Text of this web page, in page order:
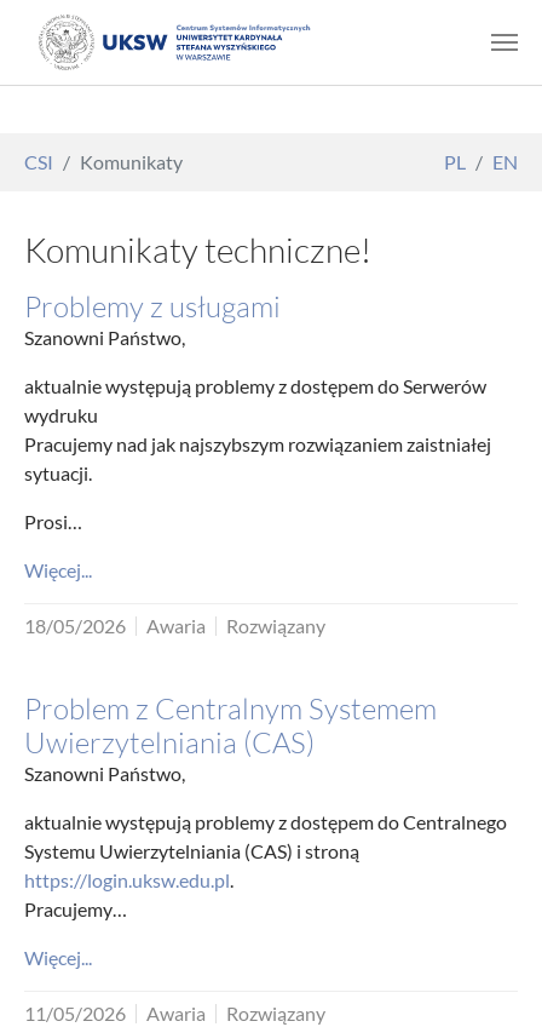
CSI Komunikaty PL EN
Komunikaty techniczne!
Problemy z usługami
Szanowni Państwo,
aktualnie występują problemy z dostępem do Serwerów
wydruku
Pracujemy nad jak najszybszym rozwiązaniem zaistniałej
sytuacji.
Prosi…
Więcej...
18/05/2026 Awaria Rozwiązany
Problem z Centralnym Systemem
Uwierzytelniania (CAS)
Szanowni Państwo,
aktualnie występują problemy z dostępem do Centralnego
Systemu Uwierzytelniania (CAS) i stroną
https://login.uksw.edu.pl.
Pracujemy…
Więcej...
11/05/2026 Awaria Rozwiązany